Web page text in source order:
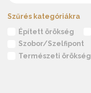
Szűrés kategóriákra
Épített örökség
Szobor/Szelfipont
Természeti örökség